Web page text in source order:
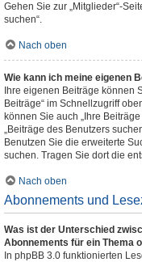
Gehen Sie zur „Mitglieder“-
suchen“.
Nach oben
Wie kann ich meine eigenen
Ihre eigenen Beiträge können
Beiträge“ im Schnellzugriff
können Sie auch „Ihre
„Beiträge des Benutzers
Benutzen Sie die erweiterte
suchen. Tragen Sie dort die
Nach oben
Abonnements und
Was ist der Unterschied
Abonnements für ein Thema
In phpBB 3.0 funktionierten